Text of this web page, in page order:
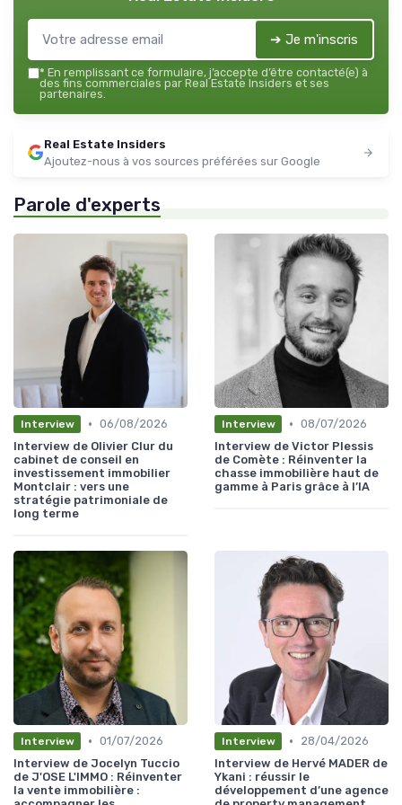
➔ Je m'inscris
* En remplissant ce formulaire, j’accepte d’être contacté(e) à
des fins commerciales par Real Estate Insiders et ses
partenaires.
Real Estate Insiders
Ajoutez-nous à vos sources préférées sur Google
Parole d'experts
Interview • 06/08/2026
Interview de Olivier Clur du
cabinet de conseil en
investissement immobilier
Montclair : vers une
stratégie patrimoniale de
long terme
Interview • 08/07/2026
Interview de Victor Plessis
de Comète : Réinventer la
chasse immobilière haut de
gamme à Paris grâce à l’IA
Interview • 01/07/2026
Interview de Jocelyn Tuccio
de J'OSE L'IMMO : Réinventer
la vente immobilière :
Interview •
28/04/2026
Interview de Hervé MADER de
Ykani : réussir le
développement d’une agence